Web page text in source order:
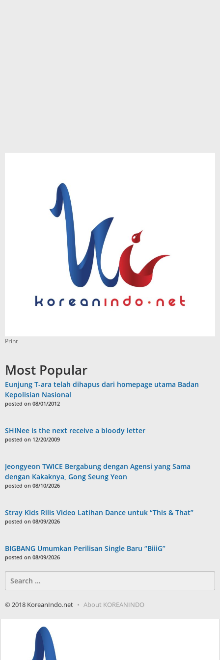
Print
Most Popular
Eunjung T-ara telah dihapus dari homepage utama Badan
Kepolisian Nasional
posted on 08/01/2012
SHINee is the next receive a bloody letter
posted on 12/20/2009
Jeongyeon TWICE Bergabung dengan Agensi yang Sama
dengan Kakaknya, Gong Seung Yeon
posted on 08/10/2026
Stray Kids Rilis Video Latihan Dance untuk “This & That”
posted on 08/09/2026
BIGBANG Umumkan Perilisan Single Baru “BiiiG”
posted on 08/09/2026
for:
© 2018 KoreanIndo.net About KOREANINDO